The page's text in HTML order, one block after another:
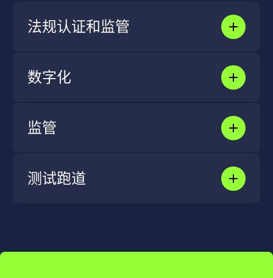
交通解决方案。
了解更多
法规认证和监管
UTAC通过提供严格的测试和验证，最大限度地降
技术更加安全。
了解更多
数字化
UTAC通过尖端的数字连接测试，为客户提供更智
了解更多
监管
UTAC提供专家指导和认证服务，帮助客户满足不
性。
了解更多
测试跑道
UTAC先进的测试轨道为客户提供了评估车辆性能